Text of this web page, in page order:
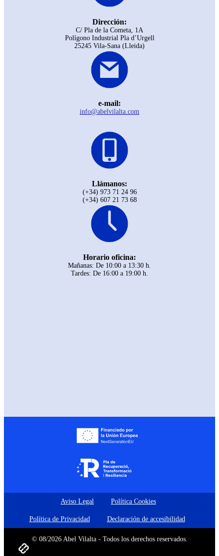
Dirección:
C/ Pla de la Cometa, 1A
Polígono Industrial Pla d’Urgell
25245 Vila-Sana (Lleida)
e-mail:
info@abelvilalta.com
Llámanos:
(+34) 973 71 24 96
(+34) 607 21 73 68
Horario oficina:
Mañanas: De 10:00 a 13:30 h.
Tardes: De 16:00 a 19:00 h.
Aviso Legal Política Cookies
Política de Privacidad Declaración de accesibilidad
© 08/2026 Abel Vilalta - Todos los derechos reservados.